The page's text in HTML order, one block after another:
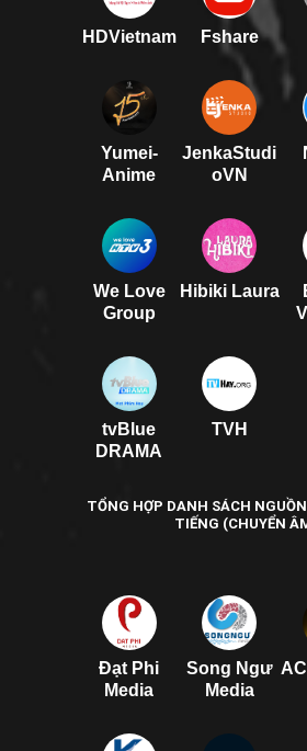
HDVietnam Fshare
Yumei-
Anime
JenkaStudi
oVN
We Love
Group
Hibiki Laura
tvBlue
DRAMA
TVH
TỔNG HỢP DANH SÁCH
TIẾNG (CHUYỂN
Đạt Phi
Media
Song Ngư
Media